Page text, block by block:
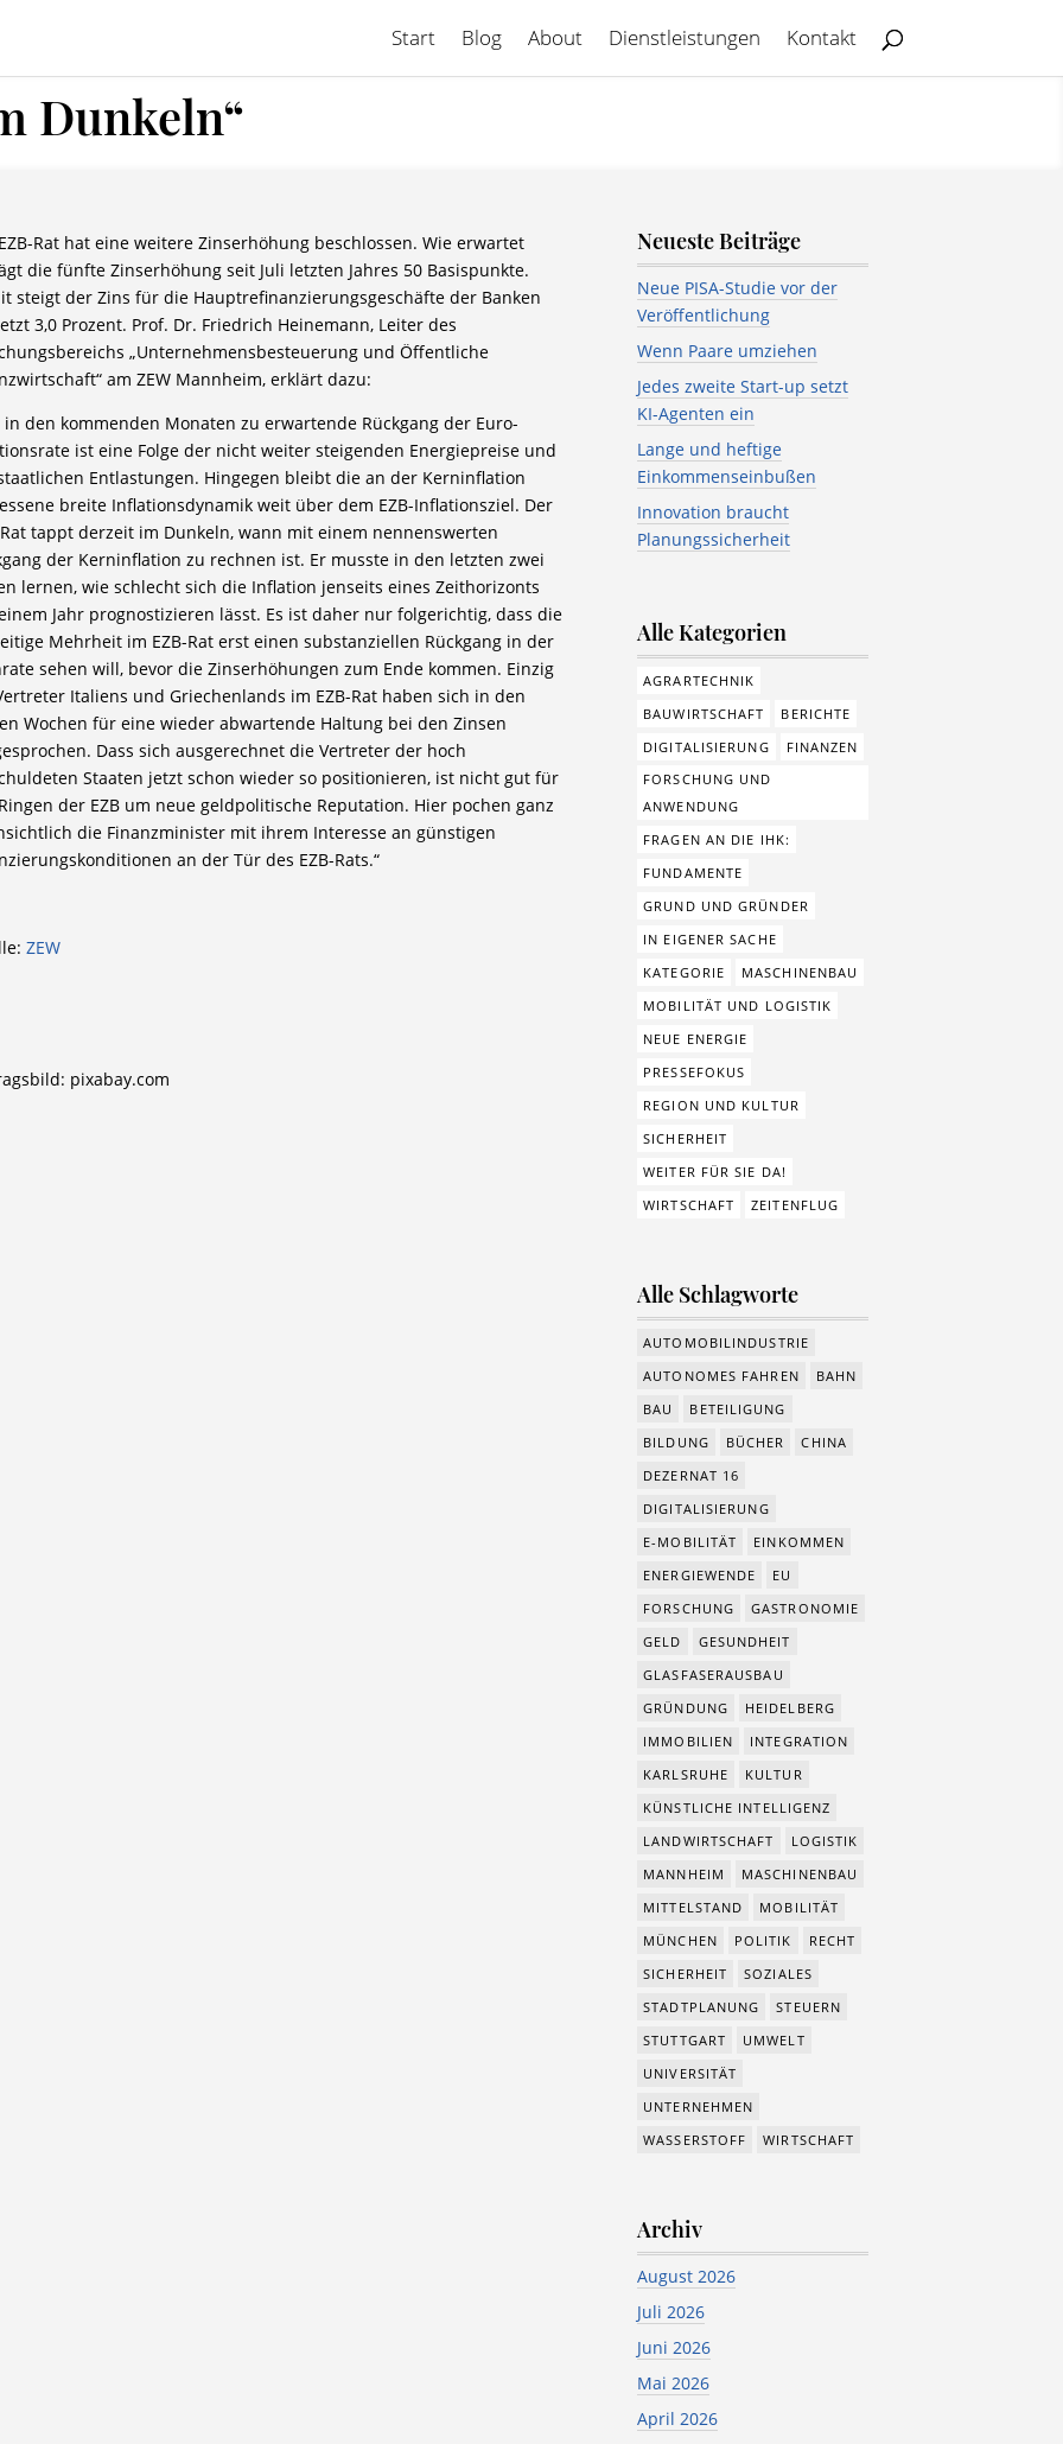
Start Blog About Dienstleistungen Kontakt
Dunkeln“
Rat hat eine weitere Zinserhöhung beschlossen. Wie erwartet
die fünfte Zinserhöhung seit Juli letzten Jahres 50 Basispunkte.
steigt der Zins für die Hauptrefinanzierungsgeschäfte der Banken
3,0 Prozent. Prof. Dr. Friedrich Heinemann, Leiter des
„Unternehmensbesteuerung und Öffentliche
am ZEW Mannheim, erklärt dazu:
in den kommenden Monaten zu erwartende Rückgang der Euro-
ist eine Folge der nicht weiter steigenden Energiepreise und
Entlastungen. Hingegen bleibt die an der Kerninflation
breite Inflationsdynamik weit über dem EZB-Inflationsziel. Der
Rat tappt derzeit im Dunkeln, wann mit einem nennenswerten
der Kerninflation zu rechnen ist. Er musste in den letzten zwei
lernen, wie schlecht sich die Inflation jenseits eines Zeithorizonts
Jahr prognostizieren lässt. Es ist daher nur folgerichtig, dass die
Mehrheit im EZB-Rat erst einen substanziellen Rückgang in der
sehen will, bevor die Zinserhöhungen zum Ende kommen. Einzig
Italiens und Griechenlands im EZB-Rat haben sich in den
Wochen für eine wieder abwartende Haltung bei den Zinsen
Dass sich ausgerechnet die Vertreter der hoch
Staaten jetzt schon wieder so positionieren, ist nicht gut für
der EZB um neue geldpolitische Reputation. Hier pochen ganz
die Finanzminister mit ihrem Interesse an günstigen
an der Tür des EZB-Rats.“
ZEW
pixabay.com
Neueste Beiträge
Neue PISA-Studie vor der
Veröffentlichung
Wenn Paare umziehen
Jedes zweite Start-up setzt
KI-Agenten ein
Lange und heftige
Einkommenseinbußen
Innovation braucht
Planungssicherheit
Alle Kategorien
AGRARTECHNIK
BAUWIRTSCHAFT
BERICHTE
DIGITALISIERUNG
FINANZEN
FORSCHUNG UND
ANWENDUNG
FRAGEN AN DIE IHK:
FUNDAMENTE
GRUND UND GRÜNDER
IN EIGENER SACHE
KATEGORIE
MASCHINENBAU
MOBILITÄT UND LOGISTIK
NEUE ENERGIE
PRESSEFOKUS
REGION UND KULTUR
SICHERHEIT
WEITER FÜR SIE DA!
WIRTSCHAFT
ZEITENFLUG
Alle Schlagworte
AUTOMOBILINDUSTRIE
AUTONOMES FAHREN
BAHN
BAU
BETEILIGUNG
BILDUNG
BÜCHER
CHINA
DEZERNAT 16
DIGITALISIERUNG
E-MOBILITÄT
EINKOMMEN
ENERGIEWENDE
EU
FORSCHUNG
GASTRONOMIE
GELD
GESUNDHEIT
GLASFASERAUSBAU
GRÜNDUNG
HEIDELBERG
IMMOBILIEN
INTEGRATION
KARLSRUHE
KULTUR
KÜNSTLICHE INTELLIGENZ
LANDWIRTSCHAFT
LOGISTIK
MANNHEIM
MASCHINENBAU
MITTELSTAND
MOBILITÄT
MÜNCHEN
POLITIK
RECHT
SICHERHEIT
SOZIALES
STADTPLANUNG
STEUERN
STUTTGART
UMWELT
UNIVERSITÄT
UNTERNEHMEN
WASSERSTOFF
WIRTSCHAFT
Archiv
August 2026
Juli 2026
Juni 2026
Mai 2026
April 2026